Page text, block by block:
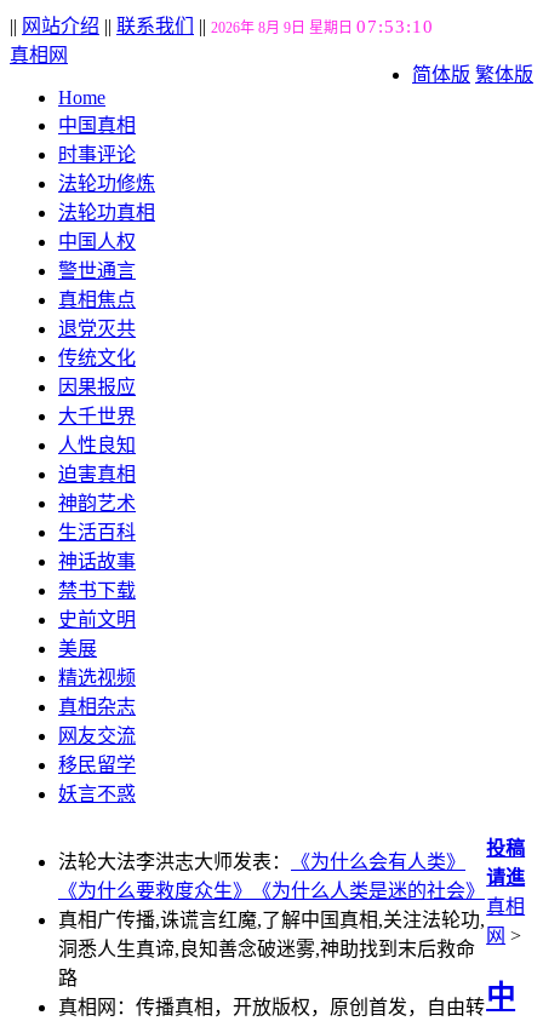
|| 网站介绍 || 联系我们 || 2026年 8月 9日 星期日 07:53:10
简体版 繁体版
真相网
Home
中国真相
时事评论
法轮功修炼
法轮功真相
中国人权
警世通言
真相焦点
退党灭共
传统文化
因果报应
大千世界
人性良知
迫害真相
神韵艺术
生活百科
神话故事
禁书下载
史前文明
美展
精选视频
真相杂志
网友交流
移民留学
妖言不惑
法轮大法李洪志大师发表：
《为什么会有人类》
《为什么要救度众生》
《为什么人类是迷的社会》
真相广传播,诛谎言红魔,了解中国真相,关注法轮功,
洞悉人生真谛,良知善念破迷雾,神助找到末后救命
路
真相网：传播真相，开放版权，原创首发，自由转
投稿
请進
真相
网 >
中